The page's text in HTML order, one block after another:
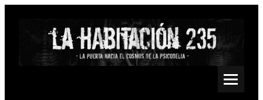
Saltar
Psychedelic, Stoner, Doom, Sludge, Fuzz, Space, Drone